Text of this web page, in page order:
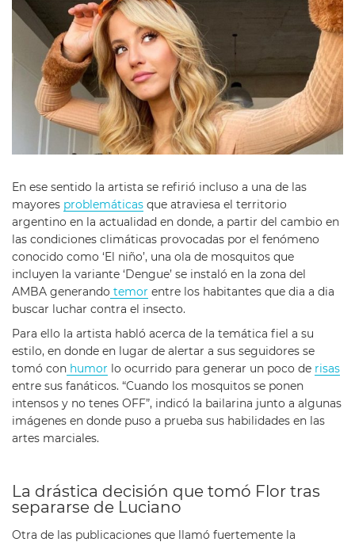
En ese sentido la artista se refirió incluso a una de las
mayores problemáticas que atraviesa el territorio
argentino en la actualidad en donde, a partir del cambio en
las condiciones climáticas provocadas por el fenómeno
conocido como ‘El niño’, una ola de mosquitos que
incluyen la variante ‘Dengue’ se instaló en la zona del
AMBA generando temor entre los habitantes que dia a dia
buscar luchar contra el insecto.
Para ello la artista habló acerca de la temática fiel a su
estilo, en donde en lugar de alertar a sus seguidores se
tomó con humor lo ocurrido para generar un poco de risas
entre sus fanáticos. “Cuando los mosquitos se ponen
intensos y no tenes OFF”, indicó la bailarina junto a algunas
imágenes en donde puso a prueba sus habilidades en las
artes marciales.
La drástica decisión que tomó Flor tras
separarse de Luciano
Otra de las publicaciones que llamó fuertemente la